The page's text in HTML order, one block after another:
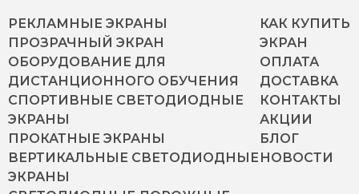
РЕКЛАМНЫЕ ЭКРАНЫ
ПРОЗРАЧНЫЙ ЭКРАН
ОБОРУДОВАНИЕ ДЛЯ
ДИСТАНЦИОННОГО ОБУЧЕНИЯ
СПОРТИВНЫЕ СВЕТОДИОДНЫЕ
ЭКРАНЫ
ПРОКАТНЫЕ ЭКРАНЫ
ВЕРТИКАЛЬНЫЕ СВЕТОДИОДНЫЕ
ЭКРАНЫ
КАК КУПИТЬ
ЭКРАН
ОПЛАТА
ДОСТАВКА
КОНТАКТЫ
АКЦИИ
БЛОГ
НОВОСТИ